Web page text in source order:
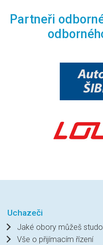
Partneři
Uchazeči
Jaké obory můžeš
Vše o přijímacím řízení